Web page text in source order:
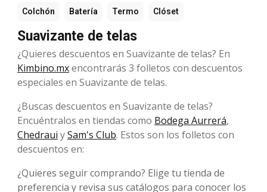
Colchón Batería Termo Clóset
Suavizante de telas
¿Quieres descuentos en Suavizante de telas? En
Kimbino.mxencontrarás 3 folletos con descuentos
especiales en Suavizante de telas.
¿Buscas descuentos en Suavizante de telas?
Encuéntralos en tiendas como Bodega Aurrerá,
Chedraui ySam's Club. Estos son los folletos con
descuentos en:
¿Quieres seguir comprando? Elige tu tienda de
preferencia y revisa sus catálogos para conocer los